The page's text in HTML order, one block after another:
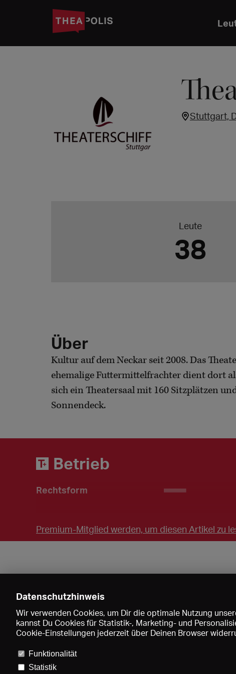
Stuttgart,
Leute
38
Über
Kultur auf dem Neckar seit 2008. Das
ehemalige Futtermittelfrachter dient dort
sich ein Theatersaal mit 160 Sitzplätzen
Sonnendeck.
Betrieb
Rechtsform ____
Premium-Mitglied werden, um diesen Artikel zu
Datenschutzhinweis
Wir verwenden Cookies, um Dir die optimale Nutzung
kannst Du Cookies für Statistik-, Marketing- und
Cookie-Einstellungen jederzeit über Deinen Browser
Funktionalität
Statistik